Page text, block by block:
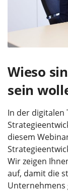
Wieso
sein
In der
diesem
Wir zeigen
auf, damit die
Unternehmens